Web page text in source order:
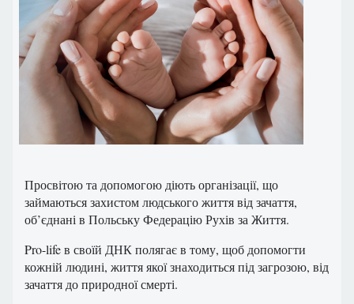
Просвітою та допомогою діють організації, що
займаються захистом людського життя від зачаття,
об’єднані в Польську Федерацію Рухів за Життя.
Pro-life в своїй ДНК полягає в тому, щоб допомогти
кожній людині, життя якої знаходиться під загрозою, від
зачаття до природної смерті.